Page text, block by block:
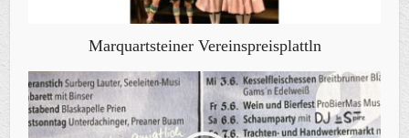
Marquartsteiner Vereinspreisplattln